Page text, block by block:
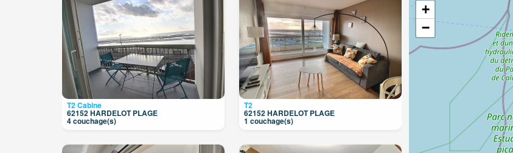
T2 Cabine
62152 HARDELOT PLAGE
4 couchage(s)
T2
62152 HARDELOT PLAGE
1 couchage(s)
+
−